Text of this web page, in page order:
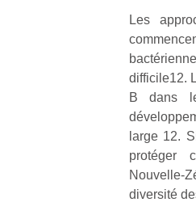
Les
difficile12.
B dans
large 12.
protéger
Nouvelle-
diversité